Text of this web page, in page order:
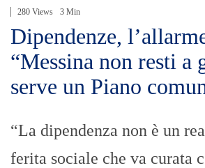
280 Views 3 Min
Dipendenze,
“Messina non resti a
serve un Piano
“La dipendenza non è un
ferita sociale che va curata